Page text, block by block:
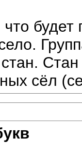
будет
сёл